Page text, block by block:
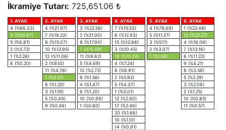
İkramiye Tutarı: 725,651.06 ₺
1. AYAK
4 (%66.33)
3 (%20.67)
5 (%6.81)
2 (%3.72)
1 (%2.26)
6 (%0.20)
2. AYAK
4 (%21.97)
7 (%18.22)
8 (%15.07)
10 (%12.95)
12 (%11.06)
2 (%9.10)
11 (%4.78)
1 (%3.51)
6 (%1.20)
3 (%1.19)
5 (%0.49)
9 (%0.46)
3. AYAK
3 (%22.58)
2 (%21.00)
8 (%17.90)
7 (%15.48)
11 (%9.62)
5 (%4.69)
12 (%2.72)
9 (%1.56)
4 (%1.47)
6 (%1.20)
10 (%0.99)
1 (%0.80)
4. AYAK
7 (%15.53)
6 (%12.93)
15 (%12.88)
3 (%10.45)
19 (%10.24)
4 (%7.24)
8 (%6.91)
2 (%5.92)
5 (%4.37)
1 (%3.01)
12 (%2.60)
17 (%2.46)
20 (%1.66)
10 (%1.10)
14 (%0.81)
5. AYAK
4 (%78.69)
5 (%11.27)
3 (%5.11)
2 (%3.07)
1 (%1.86)
6. AYAK
1 (%22.49)
12 (%22.27)
4 (%16.06)
7 (%13.16)
6 (%11.22)
9 (%4.21)
8 (%3.56)
5 (%2.29)
3 (%2.06)
2 (%1.25)
10 (%0.85)
11 (%0.57)